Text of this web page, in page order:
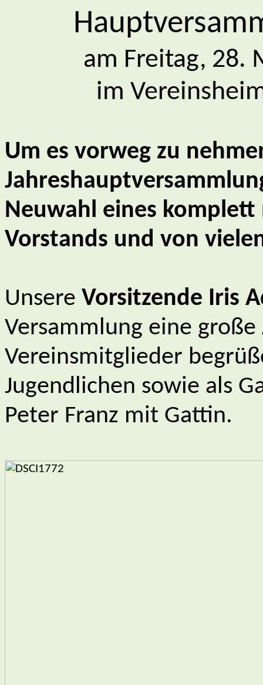
am Freitag, 28.
im
Um es vorweg zu
Neuwahl eines
Vorstands und von
Unsere Vorsitzende Iris
Versammlung eine große
Vereinsmitglieder
Jugendlichen sowie als
Peter Franz mit Gattin.